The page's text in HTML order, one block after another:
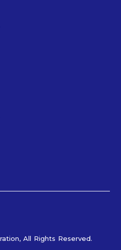
一覧に戻る
All Rights Reserved.